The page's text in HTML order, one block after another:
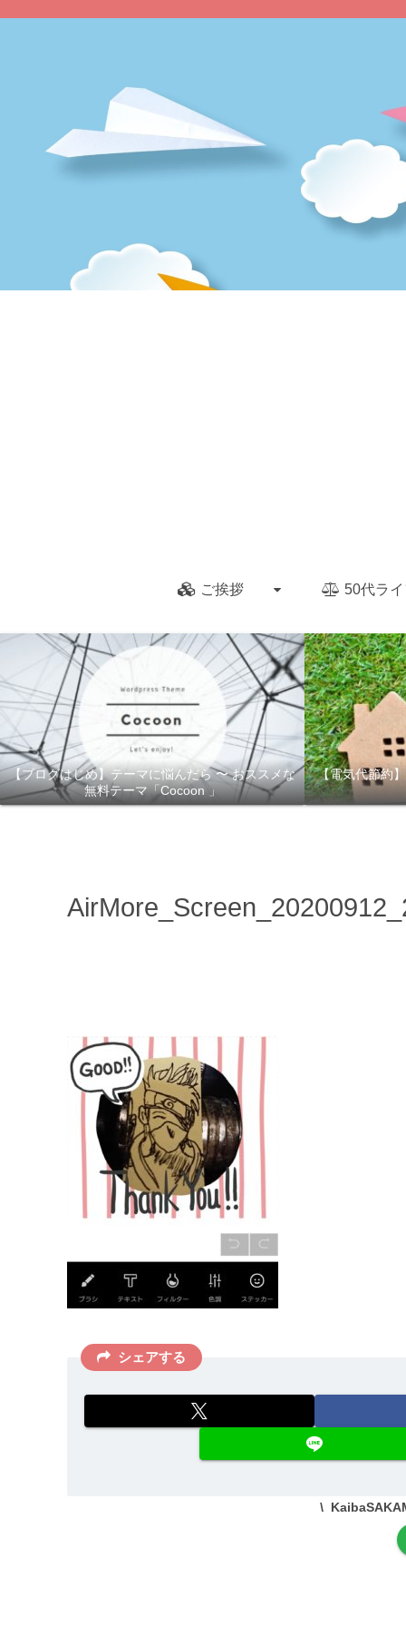
ご挨拶 50代ラ
【ブログはじめ】テーマに悩んだら 〜 おススメな
無料テーマ「Cocoon 」
【電気代節約
シェアする